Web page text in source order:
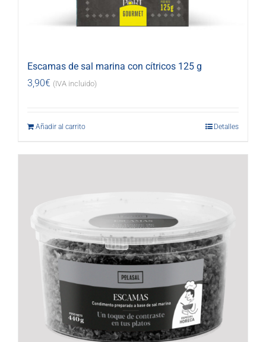
Escamas de sal marina con cítricos 125 g
3,90€ (IVA incluido)
Añadir al carrito Detalles